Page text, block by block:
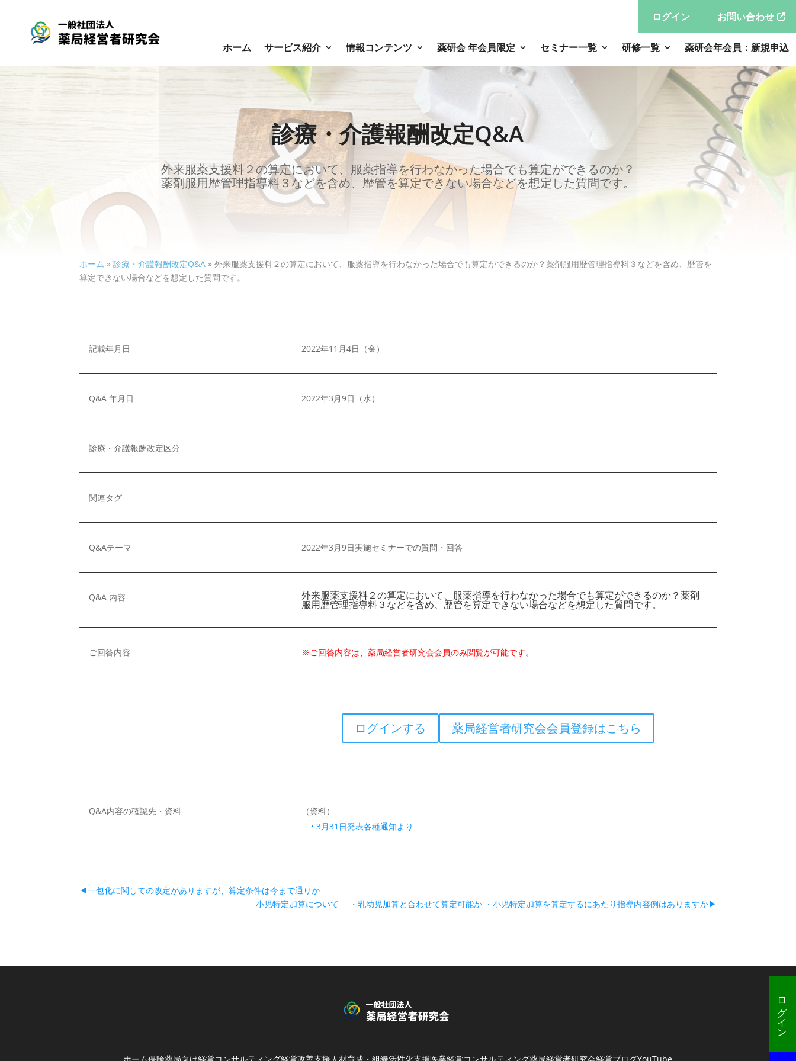
ログイン
ログイン お問い合わせ
ホーム サービス紹介 情報コンテンツ 薬研会 年会員限定 セミナー一覧 研修一覧 薬研会年会員：新規申込
診療・介護報酬改定Q&A
外来服薬支援料２の算定において、服薬指導を行わなかった場合でも算定ができるのか？
薬剤服用歴管理指導料３などを含め、歴管を算定できない場合などを想定した質問です。
ホーム »診療・介護報酬改定Q&A »外来服薬支援料２の算定において、服薬指導を行わなかった場合でも算定ができるのか？薬剤服用歴管理指導料３などを含め、歴管を
算定できない場合などを想定した質問です。
記載年月日 2022年11月4日（金）
Q&A 年月日 2022年3月9日（水）
診療・介護報酬改定区分
関連タグ
Q&Aテーマ 2022年3月9日実施セミナーでの質問・回答
Q&A 内容 外来服薬支援料２の算定において、服薬指導を行わなかった場合でも算定ができるのか？薬剤
服用歴管理指導料３などを含め、歴管を算定できない場合などを想定した質問です。
ご回答内容 ※ご回答内容は、薬局経営者研究会会員のみ閲覧が可能です。
ログインする 薬局経営者研究会会員登録はこちら
Q&A内容の確認先・資料
（資料）
• 3月31日発表各種通知より
◀一包化に関しての改定がありますが、算定条件は今まで通りか
小児特定加算について ・乳幼児加算と合わせて算定可能か ・小児特定加算を算定するにあたり指導内容例はありますか▶